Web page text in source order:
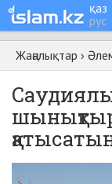
қаз
рус
Жаңалықтар ›